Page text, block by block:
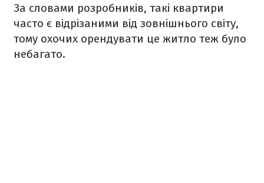
За словами розробників, такі квартири
часто є відрізаними від зовнішнього світу,
тому охочих орендувати це житло теж було
небагато.